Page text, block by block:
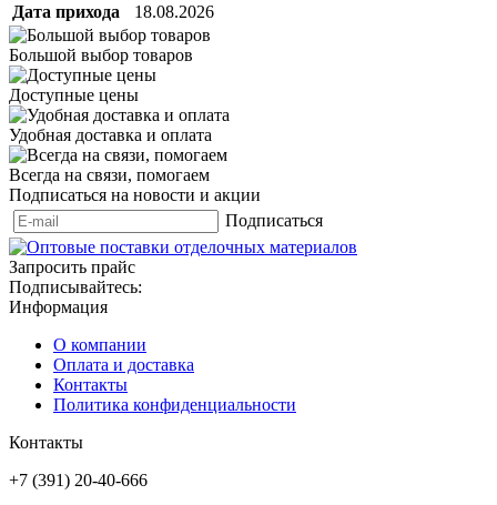
Дата прихода
18.08.2026
Большой выбор товаров
Доступные цены
Удобная доставка и оплата
Всегда на связи, помогаем
Подписаться на новости и акции
Подписаться
Запросить прайс
Подписывайтесь:
Информация
О компании
Оплата и доставка
Контакты
Политика конфиденциальности
Контакты
+7 (391) 20-40-666